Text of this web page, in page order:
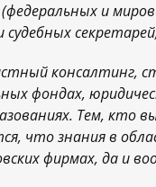
(федеральных и
консалтинг,
фондах,
Тем, кто
что знания в
фирмах, да и